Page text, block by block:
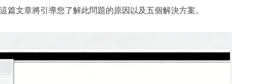
篇文章將引導您了解此問題的原因以及五個解決方案。